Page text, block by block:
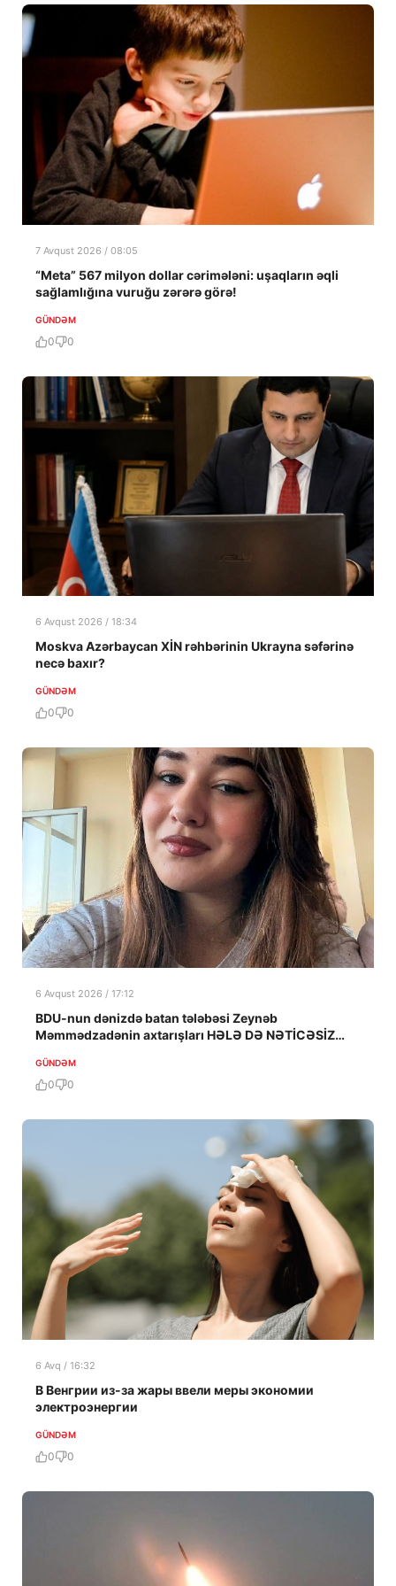
7 Avqust 2026 / 08:05
“Meta” 567 milyon dollar cərimələni: uşaqların əqli
sağlamlığına vuruğu zərərə görə!
GÜNDƏM
0 0
6 Avqust 2026 / 18:34
Moskva Azərbaycan XİN rəhbərinin Ukrayna səfərinə
necə baxır?
GÜNDƏM
0 0
6 Avqust 2026 / 17:12
BDU-nun dənizdə batan tələbəsi Zeynəb
Məmmədzadənin axtarışları HƏLƏ DƏ NƏTİCƏSİZ
GÜNDƏM
0 0
6 Avq / 16:32
В Венгрии из-за жары ввели меры экономии
электроэнергии
GÜNDƏM
0 0